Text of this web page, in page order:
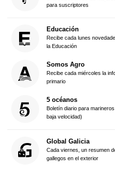
para suscriptores
Educación
Recibe cada lunes
la Educación
Somos Agro
Recibe cada miércoles la
primario
5 océanos
Boletín diario para
baja velocidad)
Global Galicia
Cada viernes, un resumen
gallegos en el exterior